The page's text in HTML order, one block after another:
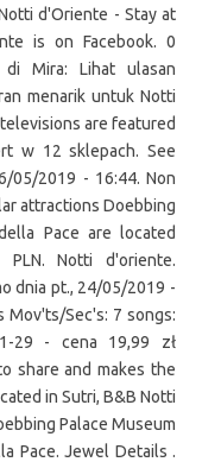
d'Oriente - Stay at
is on Facebook. 0
Mira: Lihat ulasan
menarik untuk Notti
are featured
w 12 sklepach. See
05/2019 - 16:44. Non
attractions Doebbing
Pace are located
PLN. Notti d'oriente.
dnia pt., 24/05/2019 -
Mov'ts/Sec's: 7 songs:
29 - cena 19,99 zł
share and makes the
in Sutri, B&B Notti
Palace Museum
Pace. Jewel Details .